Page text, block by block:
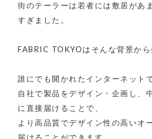
街のテーラーは若者には敷居があ
すぎました。
FABRIC TOKYOはそんな背景から
誰にでも開かれたインターネット
自社で製品をデザイン・企画し、
に直接届けることで、
より高品質でデザイン性の高いオ